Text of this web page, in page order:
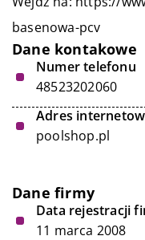
basenowa-pcv
Dane kontakowe
Numer telefonu
48523202060
Adres
poolshop.pl
Dane firmy
Data rejestracji
11 marca 2008